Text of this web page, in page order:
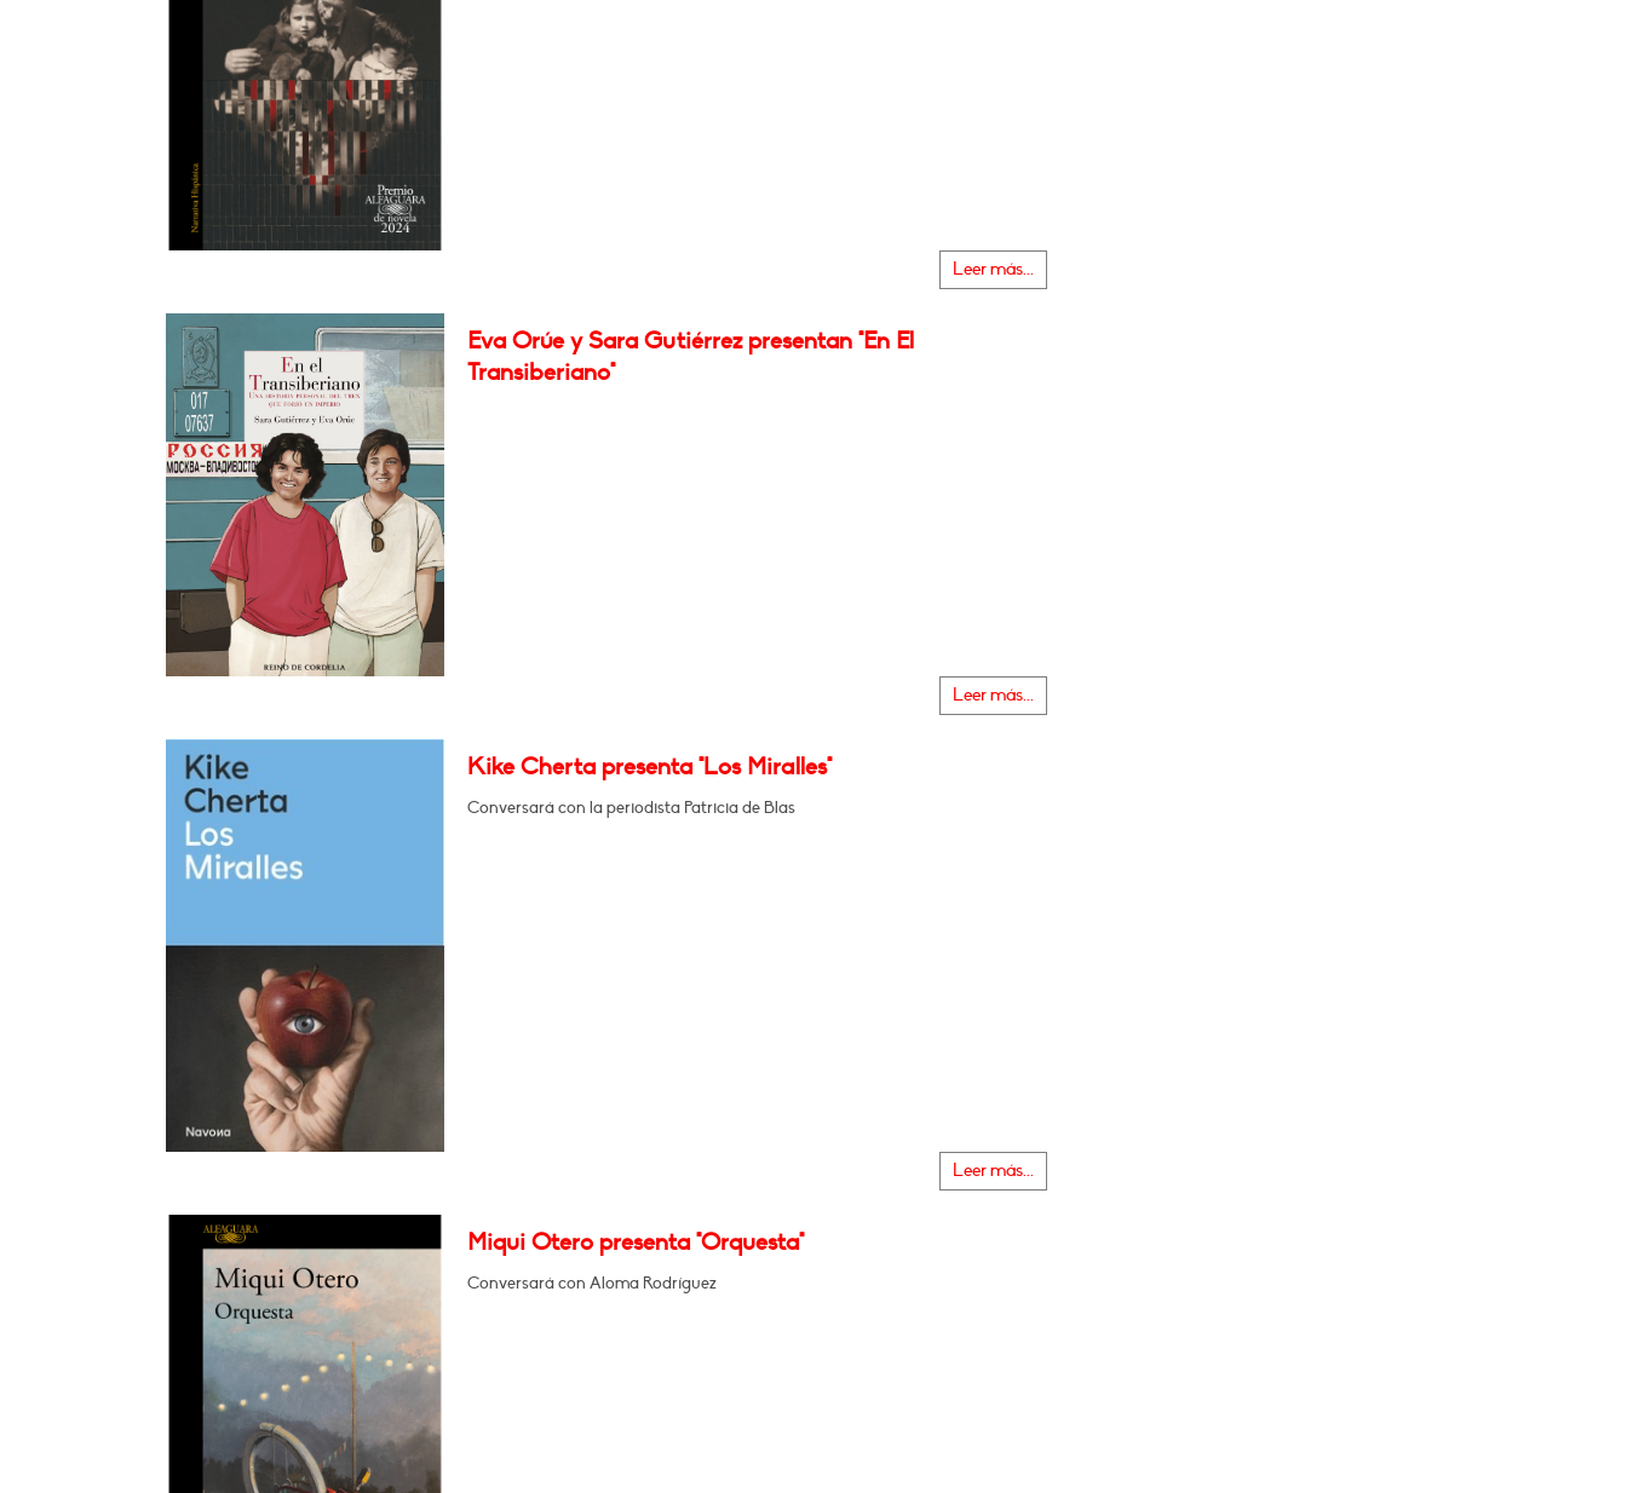
Leer más...
Eva Orúe y Sara Gutiérrez presentan "En El
Transiberiano"
Leer más...
Kike Cherta presenta "Los Miralles"
Conversará con la periodista Patricia de Blas
Leer más...
Miqui Otero presenta "Orquesta"
Conversará con Aloma Rodríguez